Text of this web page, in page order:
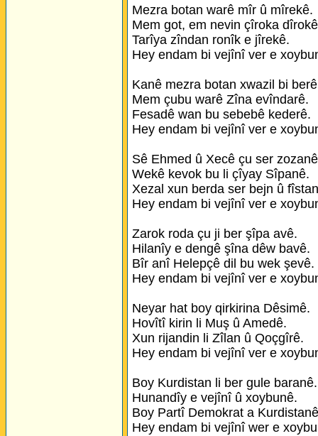
Mezra botan warê mîr û mîrekê.
Mem got, em nevin çîroka
Tarîya zîndan ronîk e jîrekê.
Hey endam bi vejînî ver e
Kanê mezra botan xwazil bi
Mem çubu warê Zîna evîndarê.
Fesadê wan bu sebebê kederê.
Hey endam bi vejînî ver e
Sê Ehmed û Xecê çu ser
Wekê kevok bu li çîyay Sîpanê.
Xezal xun berda ser bejn û
Hey endam bi vejînî ver e
Zarok roda çu ji ber şîpa avê.
Hilanîy e dengê şîna dêw bavê.
Bîr anî Helepçê dil bu wek şevê.
Hey endam bi vejînî ver e
Neyar hat boy qirkirina Dêsimê.
Hovîtî kirin li Muş û Amedê.
Xun rijandin li Zîlan û Qoçgîrê.
Hey endam bi vejînî ver e
Boy Kurdistan li ber gule baranê.
Hunandîy e vejînî û xoybunê.
Boy Partî Demokrat a
Hey endam bi vejînî wer e